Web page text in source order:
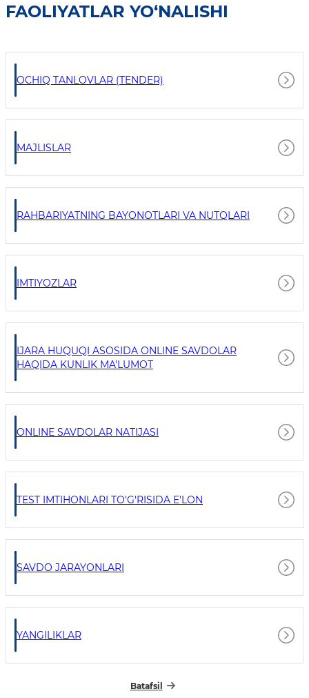
FAOLIYATLAR YO‘NALISHI
OCHIQ TANLOVLAR (TENDER)
MAJLISLAR
RAHBARIYATNING BAYONOTLARI VA NUTQLARI
IMTIYOZLAR
IJARA HUQUQI ASOSIDA ONLINE SAVDOLAR
HAQIDA KUNLIK MA'LUMOT
ONLINE SAVDOLAR NATIJASI
TEST IMTIHONLARI TO'G'RISIDA E'LON
SAVDO JARAYONLARI
YANGILIKLAR
Batafsil